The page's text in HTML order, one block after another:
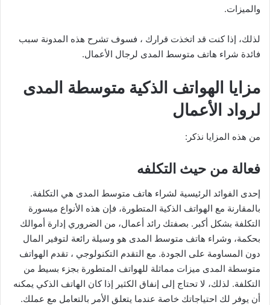
والميزات.
لذلك، إذا كنت قد اتخذت قرارك ، فسوف تشرح هذه المدونة سبب
فائدة شراء هاتف متوسط المدى لرجال الأعمال.
مزايا الهواتف الذكية متوسطة المدى
لرواد الأعمال
من هذه المزايا نذكر:
فعالة من حيث التكلفه
إحدى الفوائد الرئيسية لشراء هاتف متوسط المدى هي التكلفة.
بالمقارنة مع الهواتف الذكية المتطورة، فإن هذه الأنواع ميسورة
التكلفة بشكل أكبر. بصفتك رائد أعمال، من الضروري إدارة أموالك
بحكمة، وشراء هاتف متوسط المدى هو وسيلة رائعة لتوفير المال
دون المساومة على الجودة. مع التقدم التكنولوجي ، تقدم الهواتف
متوسطة المدى ميزات مماثلة للهواتف المتطورة بجزء بسيط من
التكلفة. لذلك، لا تحتاج إلى إنفاق الكثير إذا كان الهاتف الذكي يمكنه
أن يوفر لك احتياجاتك خاصة عندما يتعلق الأمر بالتعامل مع عملك.